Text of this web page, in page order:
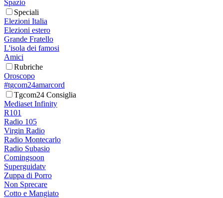
Spazio
Speciali
Elezioni Italia
Elezioni estero
Grande Fratello
L'isola dei famosi
Amici
Rubriche
Oroscopo
#tgcom24amarcord
Tgcom24 Consiglia
Mediaset Infinity
R101
Radio 105
Virgin Radio
Radio Montecarlo
Radio Subasio
Comingsoon
Superguidatv
Zuppa di Porro
Non Sprecare
Cotto e Mangiato